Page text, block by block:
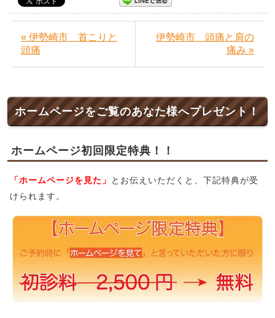
« 伊勢崎市 首こりと
頭痛
伊勢崎市 頭痛と肩の
痛み »
ホームページをご覧のあなた様へプレゼント！
ホームページ初回限定特典！！
「ホームページを見た」
とお伝えいただくと、下記特典が受
けられます。